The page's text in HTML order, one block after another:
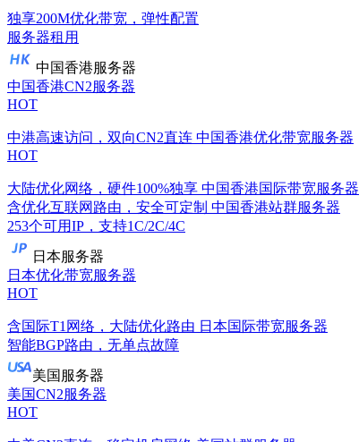
独享200M优化带宽，弹性配置
服务器租用
中国香港服务器
中国香港CN2服务器
HOT
中港高速访问，双向CN2直连 中国香港优化带宽服务器
HOT
大陆优化网络，硬件100%独享 中国香港国际带宽服务器
含优化互联网路由，安全可定制 中国香港站群服务器
253个可用IP，支持1C/2C/4C
日本服务器
日本优化带宽服务器
HOT
含国际T1网络，大陆优化路由 日本国际带宽服务器
智能BGP路由，无单点故障
美国服务器
美国CN2服务器
HOT